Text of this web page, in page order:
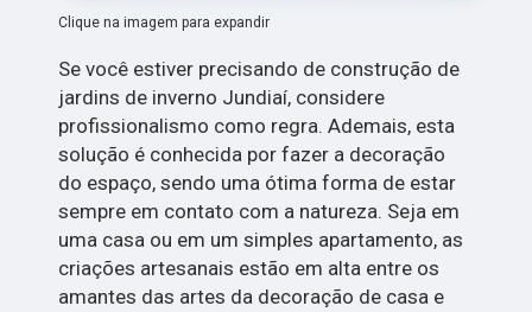
Clique na imagem para expandir
Se você estiver precisando de construção de
jardins de inverno Jundiaí, considere
profissionalismo como regra. Ademais, esta
solução é conhecida por fazer a decoração
do espaço, sendo uma ótima forma de estar
sempre em contato com a natureza. Seja em
uma casa ou em um simples apartamento, as
criações artesanais estão em alta entre os
amantes das artes da decoração de casa e